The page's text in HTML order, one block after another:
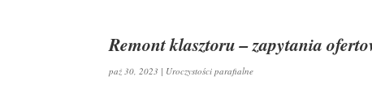
Remont klasztoru – zapytania
paź 30, 2023 | Uroczystości parafialne